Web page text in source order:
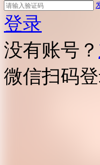
登录
没有账号？
微信扫码